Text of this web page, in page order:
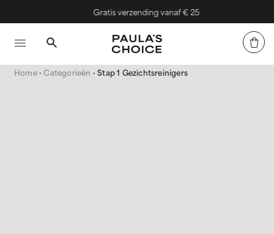
Gratis verzending vanaf € 25
Home Categorieën Stap 1 Gezichtsreinigers